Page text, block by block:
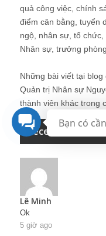
quả công việc, chính
điểm cân bằng, tuyển
ngộ, nhân sự, tổ
Nhân sự, trưởng
Những bài viết tại
Quản trị Nhân sự
thành viên khác trong
Recent
Lê Minh
Ok
5 giờ ago
Bạn có